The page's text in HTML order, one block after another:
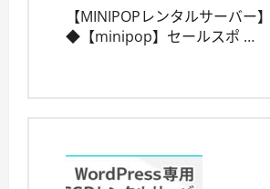
【MINIPOPレンタルサーバー】
◆【minipop】セールスポ …